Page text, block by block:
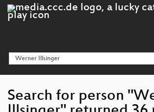
Search for person